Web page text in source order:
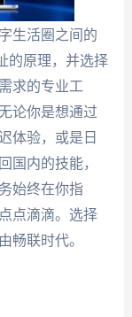
生活圈之间的
的原理，并选择
求的专业工
论你是想通过
体验，或是日
国内的技能，
始终在你指
点滴滴。选择
畅联时代。